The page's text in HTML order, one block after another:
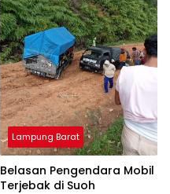
Lampung Barat
Belasan Pengendara Mobil
Terjebak di Suoh